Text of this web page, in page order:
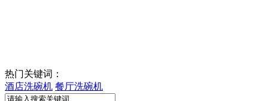
热门关键词：
酒店洗碗机 餐厅洗碗机